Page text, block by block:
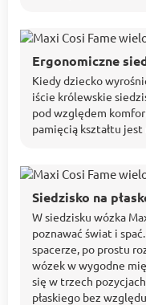
Ergonomiczne
Kiedy dziecko
iście królewskie
pod względem
pamięcią kształtu
Siedzisko na
W siedzisku wózka
poznawać świat i
spacerze, po prostu
wózek w wygodne
się w trzech
płaskiego bez